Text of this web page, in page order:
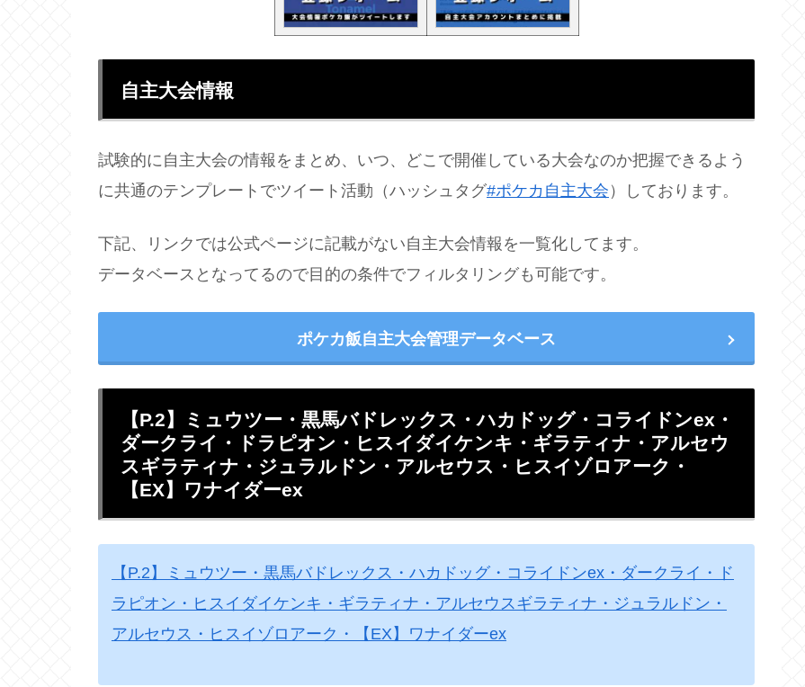
自主大会情報
試験的に自主大会の情報をまとめ、いつ、どこで開催している大会なのか把握できるよう
に共通のテンプレートでツイート活動（ハッシュタグ#ポケカ自主大会 ）しております。
下記、リンクでは公式ページに記載がない自主大会情報を一覧化してます。
データベースとなってるので目的の条件でフィルタリングも可能です。
ポケカ飯自主大会管理データベース
【P.2】ミュウツー・黒馬バドレックス・ハカドッグ・コライドンex・
ダークライ・ドラピオン・ヒスイダイケンキ・ギラティナ・アルセウ
スギラティナ・ジュラルドン・アルセウス・ヒスイゾロアーク・
【EX】ワナイダーex
【P.2】ミュウツー・黒馬バドレックス・ハカドッグ・コライドンex・ダークライ・ド
ラピオン・ヒスイダイケンキ・ギラティナ・アルセウスギラティナ・ジュラルドン・
アルセウス・ヒスイゾロアーク・【EX】ワナイダーex